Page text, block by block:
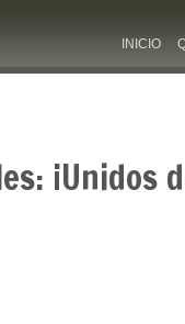
INICIO
¡Unidos